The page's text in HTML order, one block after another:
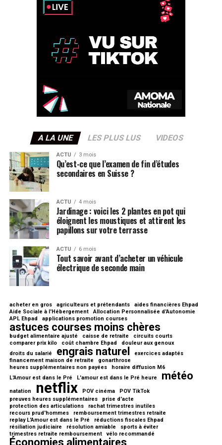
A LA UNE LES PLUS LUS VIDEOS
ACTU 3 mois
Qu’est-ce que l’examen de fin d’études
secondaires en Suisse ?
ACTU 4 mois
Jardinage : voici les 2 plantes en pot qui
éloignent les moustiques et attirent les
papillons sur votre terrasse
ACTU 6 mois
Tout savoir avant d’acheter un véhicule
électrique de seconde main
acheter en gros agriculteurs et prétendants
aides financières Ehpad
Aide Sociale à l'Hébergement
Allocation Personnalisée d'Autonomie
APL Ehpad
applications promotion courses
astuces courses moins chères
budget alimentaire ajusté caisse de retraite
circuits courts
comparer prix kilo
coût chambre Ehpad
douleur aux genoux
droits du salarié
engrais naturel
exercices adaptés
financement maison de retraite
gonarthrose
heures supplémentaires non payées
horaire diffusion M6
L'Amour est dans le Pré
L'amour est dans le Pré heure météo
natation netflix POV cinéma
POV TikTok
preuves heures supplémentaires
prise d'acte
protection des articulations
rachat trimestres inutiles
recours prud'hommes
remboursement trimestres retraite
replay L'Amour est dans le Pré
réductions fiscales Ehpad
résiliation judiciaire
résolution amiable
sports à éviter
trimestres retraite remboursement
vélo recommandé
Économies alimentaires